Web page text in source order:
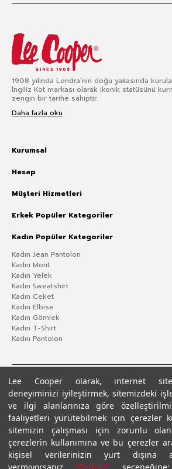
Lee Cooper olarak, internet
deneyiminizi iyileştirmek, sitemizdeki
ve ilgi alanlarınıza göre
faaliyetleri yürütebilmek için çerezler
sitemizin çalışması için zorunlu
çerezlerin kullanımına ve bu çerezler
kişisel verilerinizin yurt dışına
1908 yılında Londra’nın doğu yakasında
İngiliz Kot markası olarak ikonik statüsünü
zengin bir tarihe sahiptir.
Daha fazla oku
Kurumsal
Hesap
Müşteri Hizmetleri
Erkek Popüler Kategoriler
Kadın Popüler Kategoriler
Kadın Jean Pantolon
Kadın Mont
Kadın Yelek
Kadın Sweatshirt
Kadın Ceket
Kadın Elbise
Kadın Gömlek
Kadın T-Shirt
Kadın Pantolon
Gizlilik PolitikasıÇerez Politikası KVKK
© 2026 Leecooper - Tüm Hakları